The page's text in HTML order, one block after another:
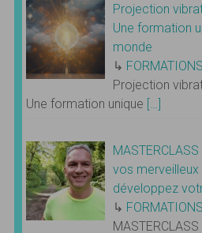
Projection
Une formation
monde
↳
Projection
Une formation unique […]
vos merveilleux
développez
↳